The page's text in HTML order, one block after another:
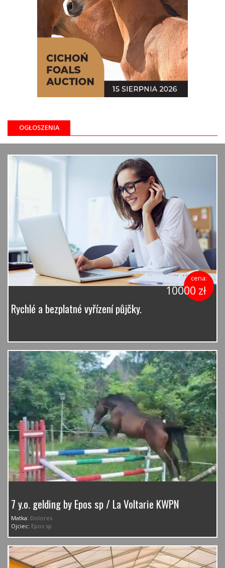
OGŁOSZENIA
cena:
10000 zł
Rychlé a bezplatné vyřízení půjčky.
7 y.o. gelding by Epos sp / La Voltarie KWPN
Matka: Dolores
Ojciec: Epos sp